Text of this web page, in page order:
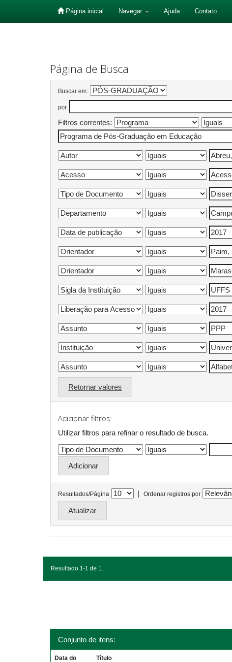
Página inicial Navegar Ajuda Contato
Página de Busca
Buscar em:
por
Filtros correntes:
Retornar valores
Adicionar filtros:
Utilizar filtros para refinar o resultado de busca.
Resultados/Página | Ordenar registros por
Resultado 1-1 de 1.
Conjunto de itens:
Data do Título